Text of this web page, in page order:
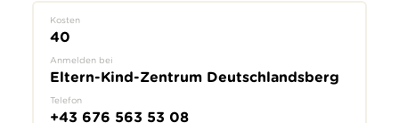
Kosten
40
Anmelden bei
Eltern-Kind-Zentrum Deutschlandsberg
Telefon
+43 676 563 53 08